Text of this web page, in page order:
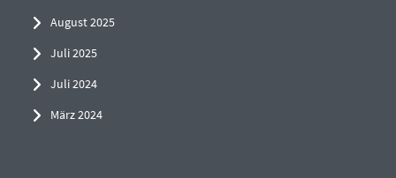
August 2025
Juli 2025
Juli 2024
März 2024